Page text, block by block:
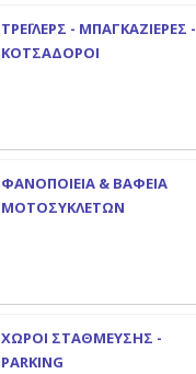
ΤΡΕΪΛΕΡΣ - ΜΠΑΓΚΑΖΙΕΡΕΣ -
ΚΟΤΣΑΔΟΡΟΙ
ΦΑΝΟΠΟΙΕΙΑ & ΒΑΦΕΙΑ
ΜΟΤΟΣΥΚΛΕΤΩΝ
ΧΩΡΟΙ ΣΤΑΘΜΕΥΣΗΣ -
PARKING